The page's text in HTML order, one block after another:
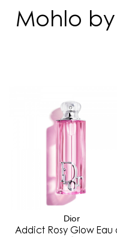
Mohlo
Dior
Addict Rosy Glow Eau